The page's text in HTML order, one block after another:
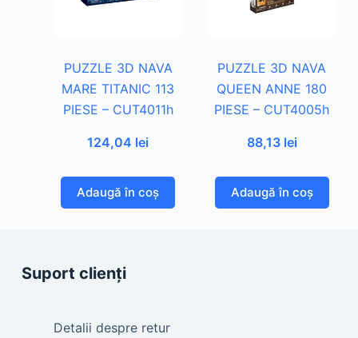
PUZZLE 3D NAVA
MARE TITANIC 113
PIESE – CUT4011h
124,04 lei
Adaugă în coș
PUZZLE 3D NAVA
QUEEN ANNE 180
PIESE – CUT4005h
88,13 lei
Adaugă în coș
Suport clienți
Detalii despre retur